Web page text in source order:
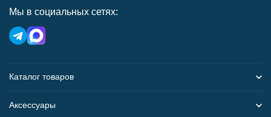
Мы в социальных сетях:
Каталог товаров
Аксессуары